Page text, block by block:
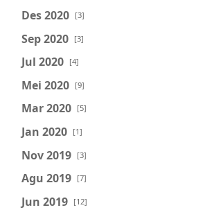
Des 2020 [3]
Sep 2020 [3]
Jul 2020 [4]
Mei 2020 [9]
Mar 2020 [5]
Jan 2020 [1]
Nov 2019 [3]
Agu 2019 [7]
Jun 2019 [12]